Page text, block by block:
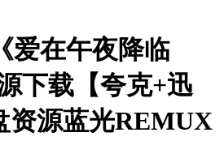
爱在午夜降临
下载【夸克+迅
资源蓝光REMUX